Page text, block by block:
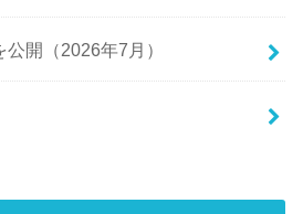
開（2026年7月）